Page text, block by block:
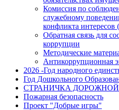
Комиссия по
служебному
конфликта интересов
Обратная связь для
коррупции
Методические
Антикоррупционная
2026 -Год народного
Год Дошкольного
СТРАНИЧКА
Пожарная безопасность
Проект "Добрые игры"